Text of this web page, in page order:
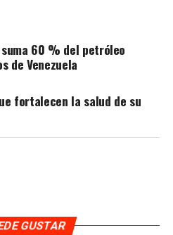
suma 60 % del petróleo
de Venezuela
fortalecen la salud de su
GUSTAR